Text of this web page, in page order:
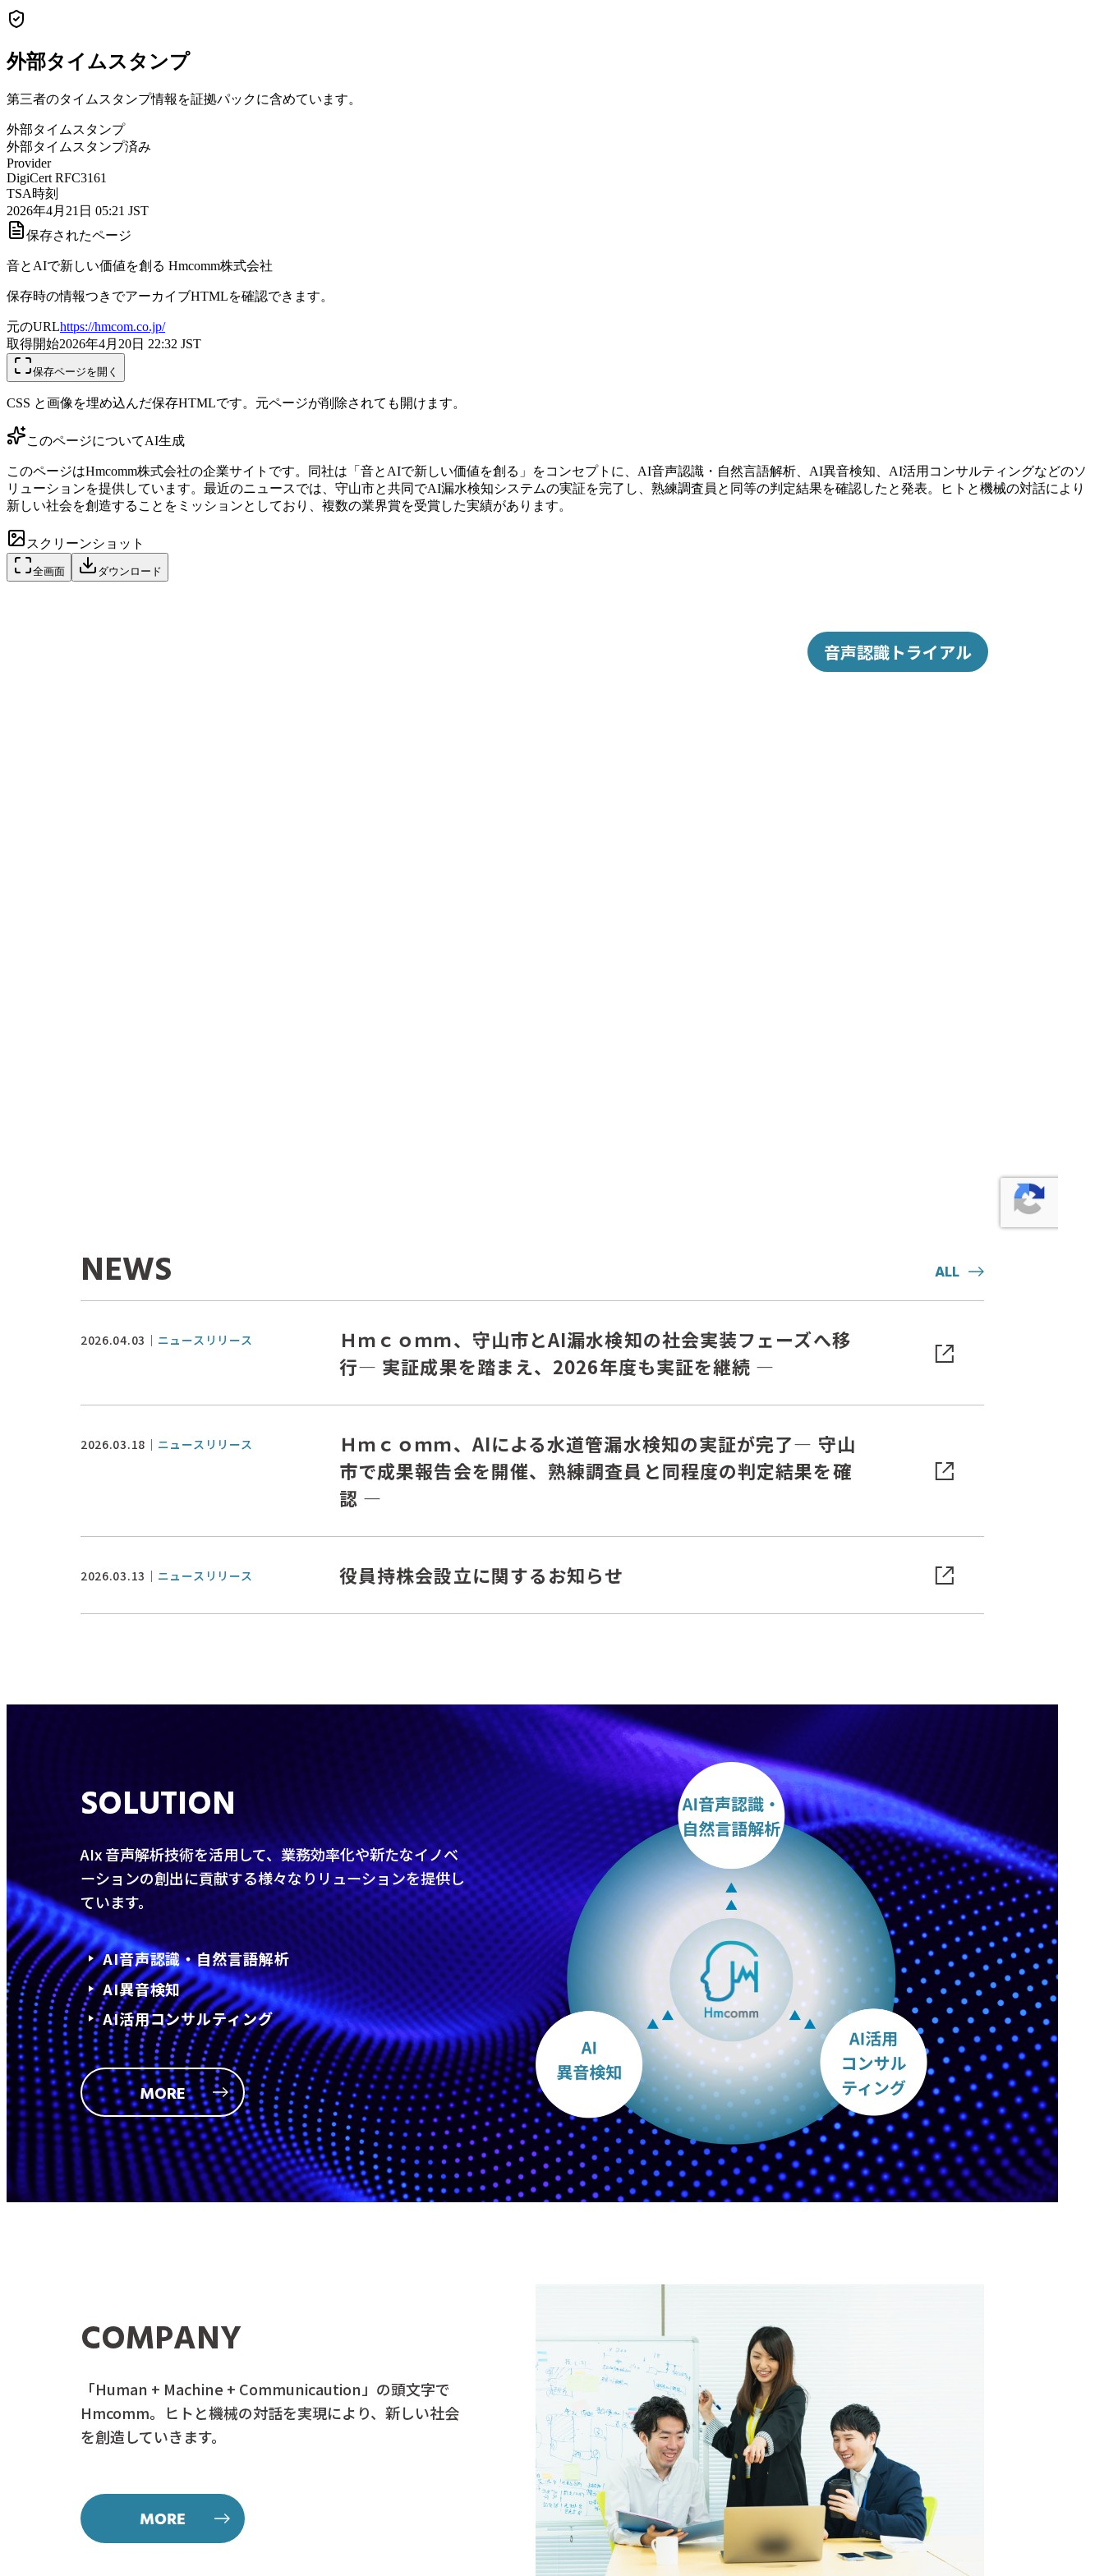
外部タイムスタンプ
第三者のタイムスタンプ情報を証拠パックに含めています。
外部タイムスタンプ
外部タイムスタンプ済み
Provider
DigiCert RFC3161
TSA時刻
2026年4月21日 05:21 JST
保存されたページ
音とAIで新しい価値を創る Hmcomm株式会社
保存時の情報つきでアーカイブHTMLを確認できます。
元のURLhttps://hmcom.co.jp/
取得開始2026年4月20日 22:32 JST
保存ページを開く
CSS と画像を埋め込んだ保存HTMLです。元ページが削除されても開けます。
このページについてAI生成
このページはHmcomm株式会社の企業サイトです。同社は「音とAIで新しい価値を創る」をコンセプトに、AI音声認識・自然言語解析、AI異音検知、AI活用コンサルティングなどのソ
リューションを提供しています。最近のニュースでは、守山市と共同でAI漏水検知システムの実証を完了し、熟練調査員と同等の判定結果を確認したと発表。ヒトと機械の対話により
新しい社会を創造することをミッションとしており、複数の業界賞を受賞した実績があります。
スクリーンショット
全画面 ダウンロード